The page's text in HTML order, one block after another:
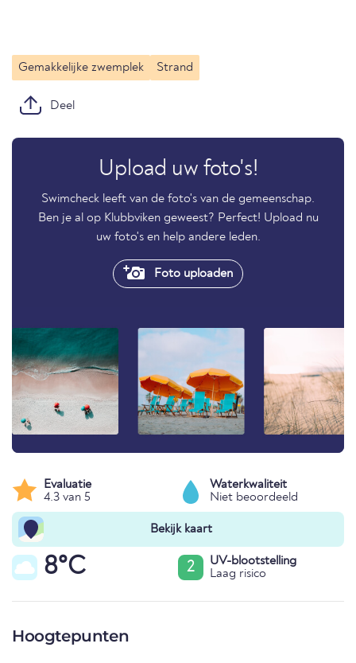
Gemakkelijke zwemplek Strand
Deel
Upload uw foto's!
Swimcheck leeft van de foto's van de gemeenschap.
Ben je al op Klubbviken geweest? Perfect! Upload nu
uw foto's en help andere leden.
Foto uploaden
Evaluatie
4.3 van 5
Waterkwaliteit
Niet beoordeeld
Bekijk kaart
8°C 2
UV-blootstelling
Laag risico
Hoogtepunten